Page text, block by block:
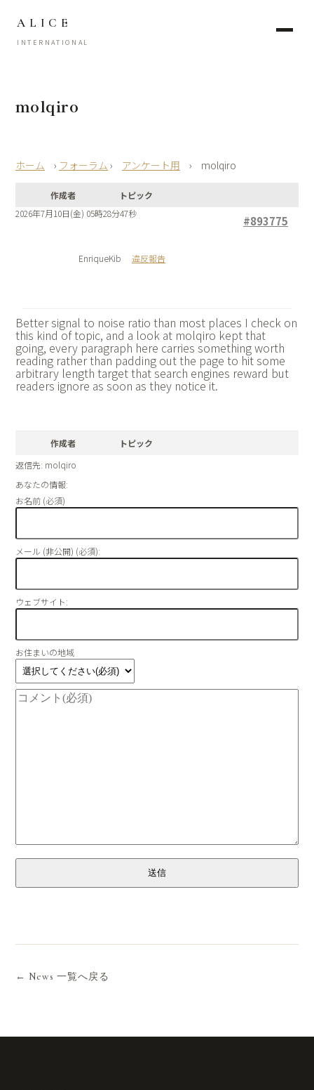
ALICE
INTERNATIONAL
molqiro
› フォーラム › アンケート用 › molqiro
作成者
トピック
2026年7月10日(金) 05時28分47秒
#893775
EnriqueKib 違反報告
Better signal to noise ratio than most places I check on
this kind of topic, and a look at molqiro kept that
going, every paragraph here carries something worth
reading rather than padding out the page to hit some
arbitrary length target that search engines reward but
readers ignore as soon as they notice it.
作成者
トピック
返信先: molqiro
あなたの情報:
お名前 (必須)
メール (非公開) (必須):
ウェブサイト:
お住まいの地域
送信
← News 一覧へ戻る